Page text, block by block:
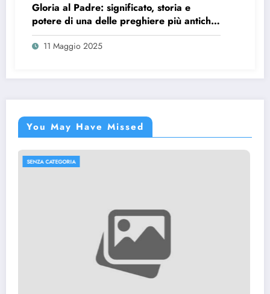
Gloria al Padre: significato, storia e
potere di una delle preghiere più antiche
della Chiesa
11 Maggio 2025
You May Have Missed